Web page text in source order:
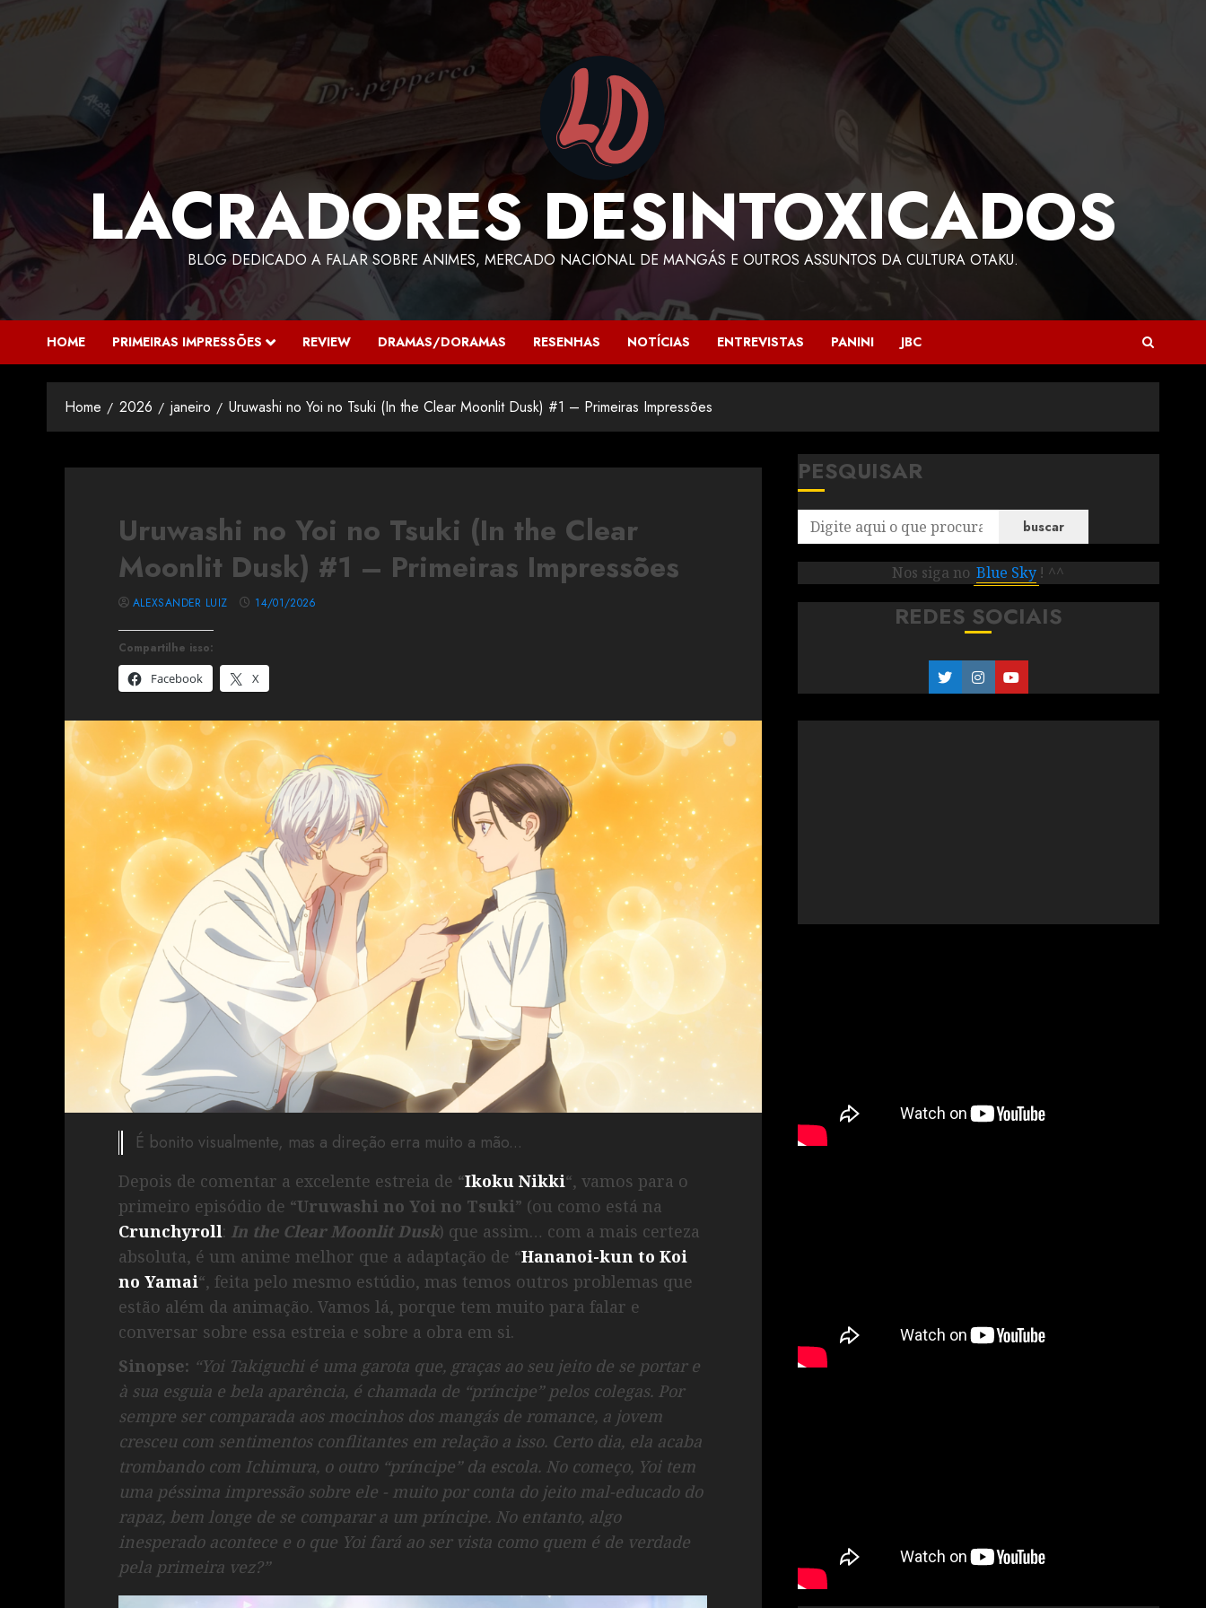
LACRADORES DESINTOXICADOS
BLOG DEDICADO A FALAR SOBRE ANIMES, MERCADO NACIONAL DE MANGÁS E OUTROS ASSUNTOS DA CULTURA OTAKU.
HOME PRIMEIRAS IMPRESSÕES REVIEW DRAMAS/DORAMAS RESENHAS NOTÍCIAS ENTREVISTAS PANINI JBC
Home 2026 janeiro Uruwashi no Yoi no Tsuki (In the Clear Moonlit Dusk) #1 – Primeiras Impressões
Uruwashi no Yoi no Tsuki (In the Clear
Moonlit Dusk) #1 – Primeiras Impressões
Compartilhe isso:
Facebook
X
ALEXSANDER LUIZ 14/01/2026
É bonito visualmente, mas a direção erra muito a mão...
Depois de comentar a excelente estreia de “Ikoku Nikki“, vamos para o
primeiro episódio de “Uruwashi no Yoi no Tsuki” (ou como está na
Crunchyroll: In the Clear Moonlit Dusk) que assim… com a mais certeza
absoluta, é um anime melhor que a adaptação de “Hananoi-kun to Koi
no Yamai“, feita pelo mesmo estúdio, mas temos outros problemas que
estão além da animação. Vamos lá, porque tem muito para falar e
conversar sobre essa estreia e sobre a obra em si.
Sinopse: “Yoi Takiguchi é uma garota que, graças ao seu jeito de se portar e
à sua esguia e bela aparência, é chamada de “príncipe” pelos colegas. Por
sempre ser comparada aos mocinhos dos mangás de romance, a jovem
cresceu com sentimentos conflitantes em relação a isso. Certo dia, ela acaba
trombando com Ichimura, o outro “príncipe” da escola. No começo, Yoi tem
uma péssima impressão sobre ele ­­- muito por conta do jeito mal-educado do
rapaz, bem longe de se comparar a um príncipe. No entanto, algo
inesperado acontece e o que Yoi fará ao ser vista como quem é de verdade
pela primeira vez?”
PESQUISAR
buscar
Nos siga no Blue Sky ! ^^
REDES SOCIAIS